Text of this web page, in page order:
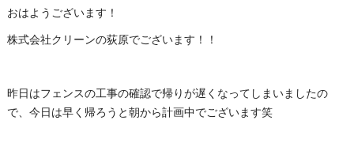
おはようございます！
株式会社クリーンの荻原でございます！！
昨日はフェンスの工事の確認で帰りが遅くなってしまいましたの
で、今日は早く帰ろうと朝から計画中でございます笑